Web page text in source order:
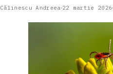
Călinescu Andreea 22 martie 2026